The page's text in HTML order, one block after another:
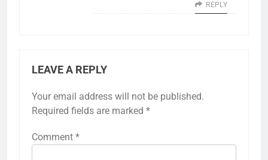
REPLY
LEAVE A REPLY
Your email address will not be published.
Required fields are marked *
Comment *